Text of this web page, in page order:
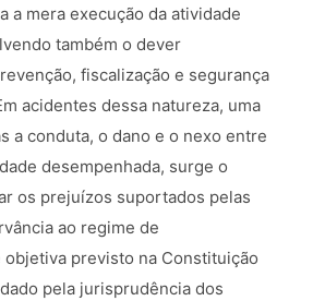
a mera execução da atividade
também o dever
fiscalização e segurança
acidentes dessa natureza, uma
a conduta, o dano e o nexo entre
desempenhada, surge o
os prejuízos suportados pelas
ao regime de
previsto na Constituição
pela jurisprudência dos